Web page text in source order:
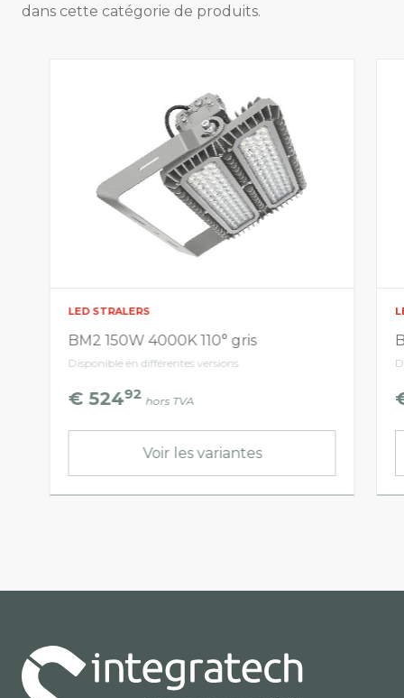
dans cette catégorie de produits.
LED STRALERS
BM2 150W 4000K 110° gris
Disponible en différentes versions
€ 52492 hors TVA
Voir les variantes